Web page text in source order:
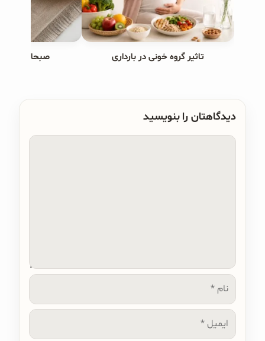
تاثیر گروه خونی در بارداری صبحانه های
دیدگاهتان را بنویسید
نام
ایمیل